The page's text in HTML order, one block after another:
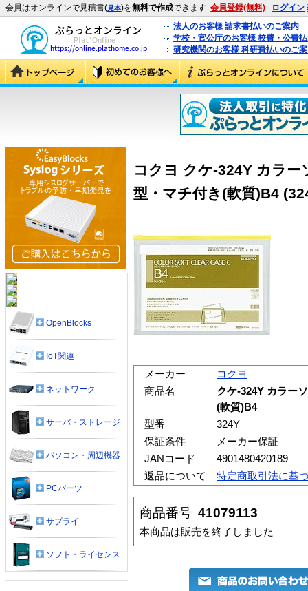
会員はオンラインで見積書(見本)を無料で作成できます 会員登録(無料) ログイン
法人のお客様 請求書払いのご案内
学校・官公庁のお客様 校費・公費
研究機関のお客様 科研費払いのご
コクヨ クケ-324Y カラ
型・マチ付き(軟質)B4
メーカー
コクヨ
商品名
クケ-324Y カラー
(軟質)B4
型番
324Y
保証条件
メーカー保証
JANコード
4901480420189
返品について
特定商取引法に基
商品番号 41079113
本商品は販売を終了しました
OpenBlocks
IoT関連
ネットワーク
サーバ・ストレージ
パソコン・周辺機器
PCパーツ
サプライ
ソフト・ライセンス